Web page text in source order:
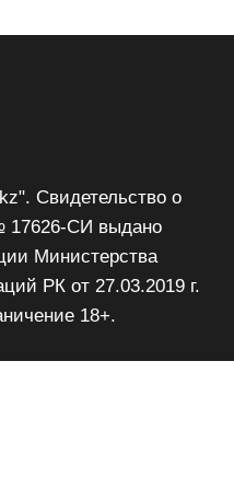
Свидетельство о
17626-СИ выдано
Министерства
РК от 27.03.2019 г.
18+.